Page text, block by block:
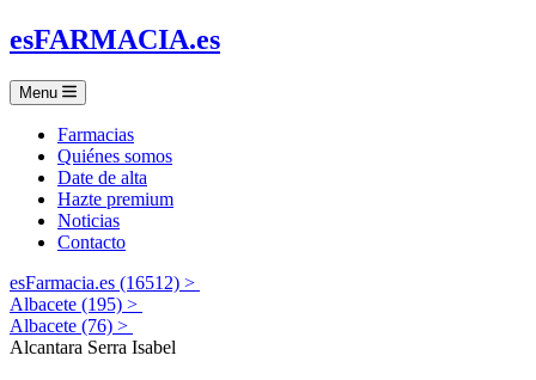
esFARMACIA.es
Menu
Farmacias
Quiénes somos
Date de alta
Hazte premium
Noticias
Contacto
esFarmacia.es (16512) >
Albacete (195) >
Albacete (76) >
Alcantara Serra Isabel